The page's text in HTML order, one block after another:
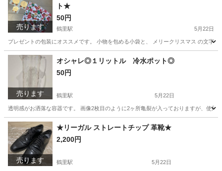
売ります
ト★
50円
鶴里駅 5月22日
プレゼントの包装にオススメです。 小物を包める小袋と、 メリークリスマス の文
愛知 名古屋市 年中行事用品 セット
売ります
オシャレ◎１リットル 冷水ポット◎
50円
鶴里駅 5月22日
透明感がお洒落な容器です。 画像2枚目のように2ヶ所亀裂が入っておりますが、
愛知 名古屋市 鶴里駅 食器 ポット
売ります
★リーガル ストレートチップ 革靴★
2,200円
鶴里駅 5月22日